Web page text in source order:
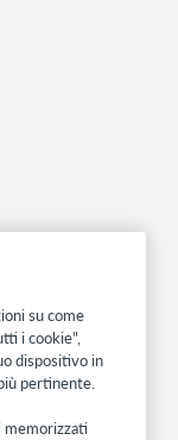
eventi e molto
su come
i cookie",
dispositivo in
pertinente.
memorizzati